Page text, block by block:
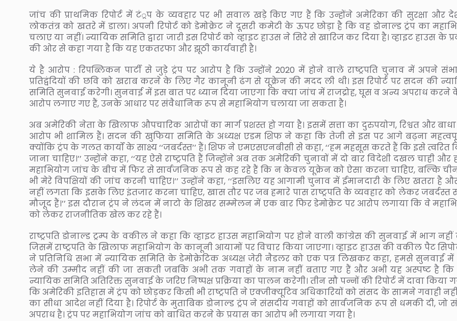
जांच की प्राथमिक रिपोर्ट में टं्रप के व्यवहार पर भी सवाल खड़े किए गए हैं कि उन्होंने अमेरिका की सुरक्षा और
लोकतंत्र को खतरे में डाला। अपनी रिपोर्ट को डेमोक्रेट ने दूसरी कमेटी के ऊपर छोड़ा है कि वह डोनाल्ड ट्रंप का
चलाए या नहीं। न्यायिक समिति द्वारा जारी इस रिपोर्ट को व्हाइट हाउस ने सिरे से खारिज कर दिया है। व्हाइट हाउस के
की ओर से कहा गया है कि यह एकतरफा और झूठी कार्यवाही है।
ये है आरोप : रिपब्लिकन पार्टी से जुड़े ट्रंप पर आरोप है कि उन्होंने 2020 में होने वाले राष्ट्रपति चुनाव में अपने
प्रतिद्वंदियों की छवि को खराब करने के लिए गैर कानूनी ढंग से यूक्रेन की मदद ली थी। इस रिपोर्ट पर सदन की
समिति सुनवाई करेगी। सुनवाई में इस बात पर ध्यान दिया जाएगा कि क्या जांच में राजद्रोह, घूस व अन्य अपराध करने
आरोप लगाए गए हैं, उनके आधार पर संवैधानिक रूप से महाभियोग चलाया जा सकता है।
अब अमेरिकी नेता के खिलाफ औपचारिक आरोपों का मार्ग प्रशस्त हो गया है। इसमें सत्ता का दुरुपयोग, रिश्वत और
आरोप भी शामिल हैं। सदन की खुफिया समिति के अध्यक्ष एडम शिफ ने कहा कि तेजी से इस पर आगे बढ़ना
क्योंकि ट्रंप के गलत कार्यों के साक्ष्य ‘‘जबर्दस्त’’ हैं। शिफ ने एमएसएनबीसी से कहा, ‘‘हम महसूस करते हैं कि इसे त्वरित
जाना चाहिए।’’ उन्होंने कहा, ‘‘यह ऐसे राष्ट्रपति हैं जिन्होंने अब तक अमेरिकी चुनावों में दो बार विदेशी दखल चाही और
महाभियोग जांच के बीच में फिर से सार्वजनिक रूप से कह रहे हैं कि न केवल यूक्रेन को ऐसा करना चाहिए, बल्कि
भी मेरे विपक्षियों की जांच करनी चाहिए।’’ उन्होंने कहा, ‘‘इसलिए यह आगामी चुनाव में ईमानदारी के लिए खतरा है
नहीं लगता कि इसके लिए इंतजार करना चाहिए, खास तौर पर जब हमारे पास राष्ट्रपति के व्यवहार को लेकर जबर्दस्त
मौजूद हैं।’’ इस दौरान ट्रंप ने लंदन में नाटो के शिखर सम्मेलन में एक बार फिर डेमोक्रेट पर आरोप लगाया कि वे
को लेकर राजनीतिक खेल कर रहे हैं।
राष्ट्रपति डोनाल्ड ट्रम्प के वकील ने कहा कि व्हाइट हाउस महाभियोग पर होने वाली कांग्रेस की सुनवाई में भाग
जिसमें राष्ट्रपति के खिलाफ महाभियोग के कानूनी आयामों पर विचार किया जाएगा। व्हाइट हाउस की वकील पैट
ने प्रतिनिधि सभा में न्यायिक समिति के डेमोक्रेटिक अध्यक्ष जेरी नैडलर को एक पत्र लिखकर कहा, हमसे सुनवाई में
लेने की उम्मीद नहीं की जा सकती जबकि अभी तक गवाहों के नाम नहीं बताए गए हैं और अभी यह अस्पष्ट है कि
न्यायिक समिति अतिरिक्त सुनवाई के जरिए निष्पक्ष प्रक्रिया का पालन करेगी। तीन सौ पन्नों की रिपोर्ट में दावा किया
कि अमेरिकी इतिहास में ट्रंप को छोड़कर किसी भी राष्ट्रपति ने एक्जीक्यूटिव अधिकारियों को संसद के सामने गवाही
का सीधा आदेश नहीं दिया है। रिपोर्ट के मुताबिक डोनाल्ड ट्रंप ने संसदीय गवाहों को सार्वजनिक रूप से धमकी दी, जो
अपराध है। ट्रंप पर महाभियोग जांच को बाधित करने के प्रयास का आरोप भी लगाया गया है।